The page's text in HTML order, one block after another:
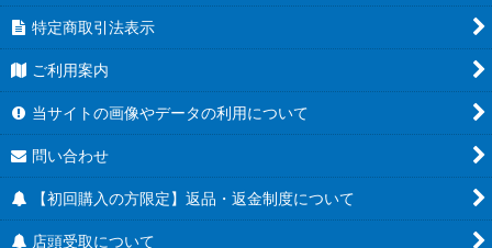
特定商取引法表示
ご利用案内
当サイトの画像やデータの利用について
問い合わせ
【初回購入の方限定】返品・返金制度について
店頭受取について